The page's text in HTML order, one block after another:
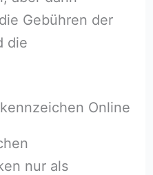
Gebühren der
die
Online
nur als